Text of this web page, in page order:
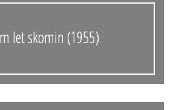
let skomin (1955)